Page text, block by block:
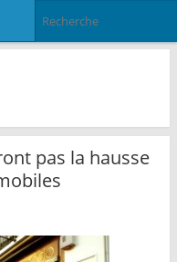
pas la hausse